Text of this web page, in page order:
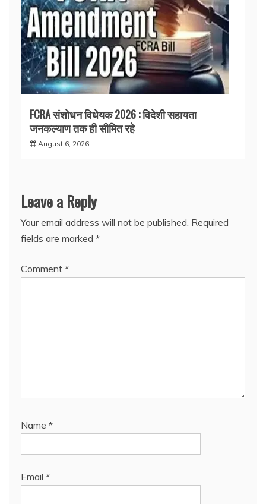
FCRA संशोधन विधेयक 2026 : विदेशी सहायता
जनकल्याण तक ही सीमित रहे
August 6, 2026
Leave a Reply
Your email address will not be published. Required
fields are marked *
Comment *
Name *
Email *